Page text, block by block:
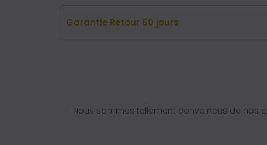
Garantie Retour 60 jours
Nous sommes tellement convaincus de nos